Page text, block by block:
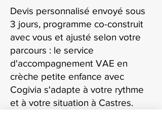
Devis personnalisé envoyé sous
3 jours, programme co-construit
avec vous et ajusté selon votre
parcours : le service
d'accompagnement VAE en
crèche petite enfance avec
Cogivia s'adapte à votre rythme
et à votre situation à Castres.